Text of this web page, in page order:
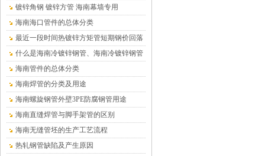
镀锌角钢 镀锌方管 海南幕墙专用
海南海口管件的总体分类
最近一段时间热镀锌方矩管短期钢价回落
的趋势仍将延续（海南）
什么是海南冷镀锌钢管、海南冷镀锌钢管
介绍
海南管件的总体分类
海南焊管的分类及用途
海南螺旋钢管外壁3PE防腐钢管用途
海南直缝焊管与脚手架管的区别
海南无缝管坯的生产工艺流程
热轧钢管缺陷及产生原因